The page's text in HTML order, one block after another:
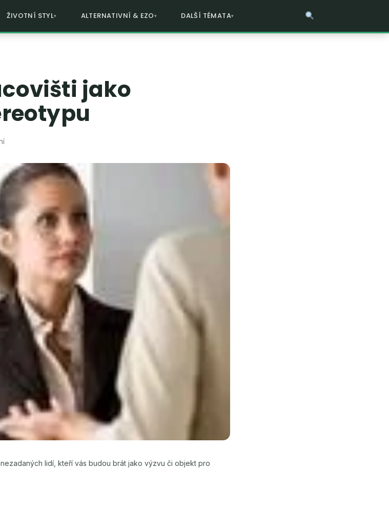
ŽIVOTNÍ STYL ALTERNATIVNÍ & EZO DALŠÍ TÉMATA
jako
lidí, kteří vás budou brát jako výzvu či objekt pro